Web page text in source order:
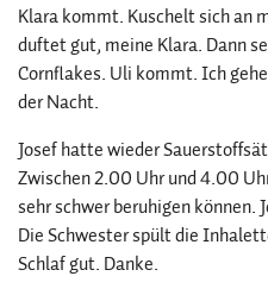
Klara kommt. Kuschelt sich an
duftet gut, meine Klara. Dann
Cornflakes. Uli kommt. Ich
der Nacht.
Josef hatte wieder
Zwischen 2.00 Uhr und 4.00
sehr schwer beruhigen können.
Die Schwester spült die
Schlaf gut. Danke.